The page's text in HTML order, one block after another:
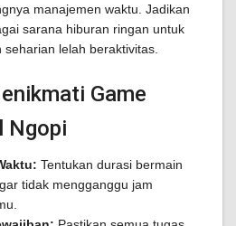
manajemen waktu. Jadikan
sarana hiburan ringan untuk
lelah beraktivitas.
Game
Ngopi
Tentukan durasi bermain
tidak mengganggu jam